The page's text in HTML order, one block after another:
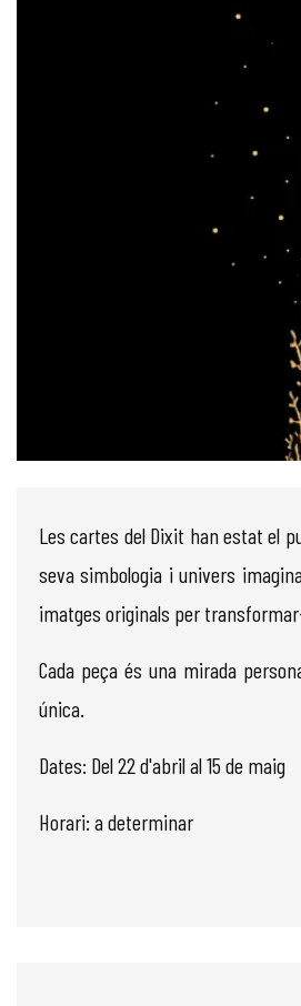
Les cartes del Dixit han estat el
seva simbologia i univers
imatges originals per
Cada peça és una mirada
única.
Dates: Del 22 d'abril al 15 de maig
Horari: a determinar